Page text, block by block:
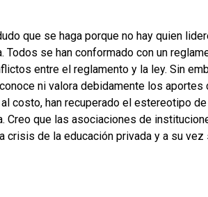
que se haga porque no hay quien
se han conformado con un
entre el reglamento y la ley. Sin
ni valora debidamente los
costo, han recuperado el estereotipo
Creo que las asociaciones de
crisis de la educación privada y a su